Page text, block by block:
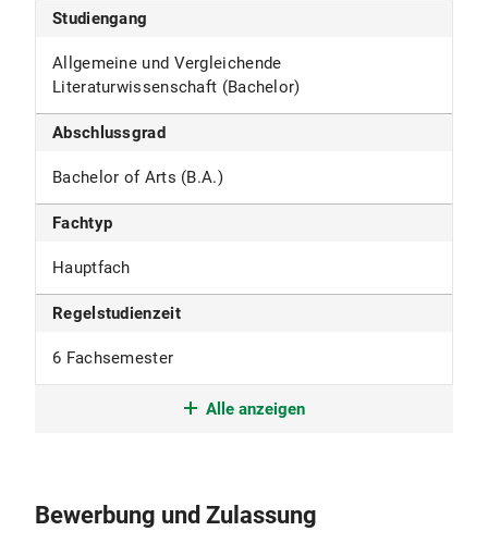
Studiengang
Allgemeine und Vergleichende
Literaturwissenschaft (Bachelor)
Abschlussgrad
Bachelor of Arts (B.A.)
Fachtyp
Hauptfach
Regelstudienzeit
6 Fachsemester
Studienbeginn
Alle anzeigen
Bewerbung und Zulassung